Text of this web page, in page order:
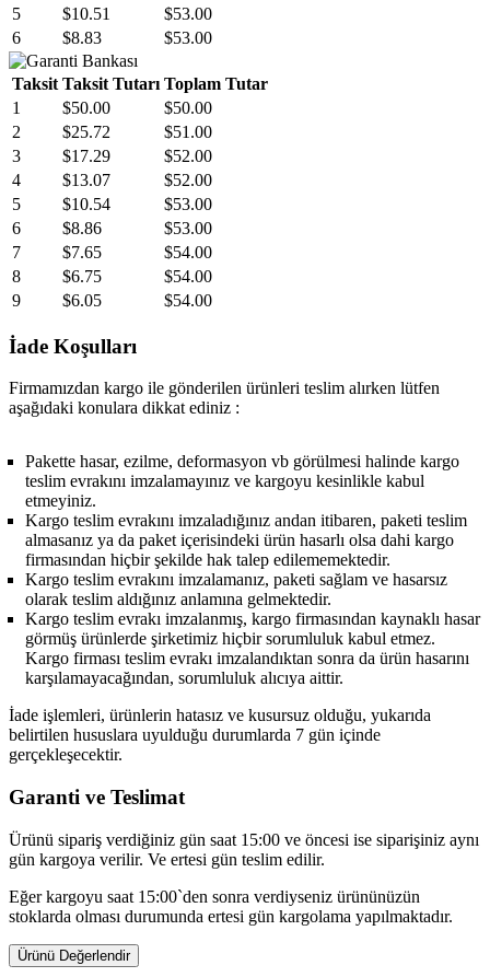
5
$10.51
$53.00
6
$8.83 $53.00
Taksit Taksit Tutarı Toplam Tutar
1
$50.00
$50.00
2
$25.72
$51.00
3
$17.29
$52.00
4
$13.07
$52.00
5
$10.54
$53.00
6
$8.86
$53.00
7
$7.65
$54.00
8
$6.75
$54.00
9
$6.05 $54.00
İade Koşulları
Firmamızdan kargo ile gönderilen ürünleri teslim alırken lütfen
aşağıdaki konulara dikkat ediniz :
Pakette hasar, ezilme, deformasyon vb görülmesi halinde kargo
teslim evrakını imzalamayınız ve kargoyu kesinlikle kabul
etmeyiniz.
Kargo teslim evrakını imzaladığınız andan itibaren, paketi teslim
almasanız ya da paket içerisindeki ürün hasarlı olsa dahi kargo
firmasından hiçbir şekilde hak talep edilememektedir.
Kargo teslim evrakını imzalamanız, paketi sağlam ve hasarsız
olarak teslim aldığınız anlamına gelmektedir.
Kargo teslim evrakı imzalanmış, kargo firmasından kaynaklı hasar
görmüş ürünlerde şirketimiz hiçbir sorumluluk kabul etmez.
Kargo firması teslim evrakı imzalandıktan sonra da ürün hasarını
karşılamayacağından, sorumluluk alıcıya aittir.
İade işlemleri, ürünlerin hatasız ve kusursuz olduğu, yukarıda
belirtilen hususlara uyulduğu durumlarda 7 gün içinde
gerçekleşecektir.
Garanti ve Teslimat
Ürünü sipariş verdiğiniz gün saat 15:00 ve öncesi ise siparişiniz aynı
gün kargoya verilir. Ve ertesi gün teslim edilir.
Eğer kargoyu saat 15:00`den sonra verdiyseniz ürününüzün
stoklarda olması durumunda ertesi gün kargolama yapılmaktadır.
Ürünü Değerlendir